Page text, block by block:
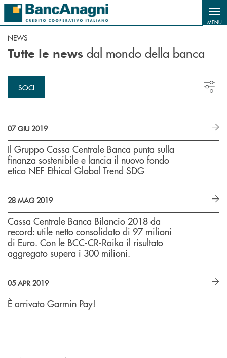
Salta al contenuto principale
MENU
NEWS
Tutte le news dal mondo della banca
SOCI
07 GIU 2019
Il Gruppo Cassa Centrale Banca punta sulla
finanza sostenibile e lancia il nuovo fondo
etico NEF Ethical Global Trend SDG
28 MAG 2019
Cassa Centrale Banca Bilancio 2018 da
record: utile netto consolidato di 97 milioni
di Euro. Con le BCC-CR-Raika il risultato
aggregato supera i 300 milioni.
05 APR 2019
È arrivato Garmin Pay!